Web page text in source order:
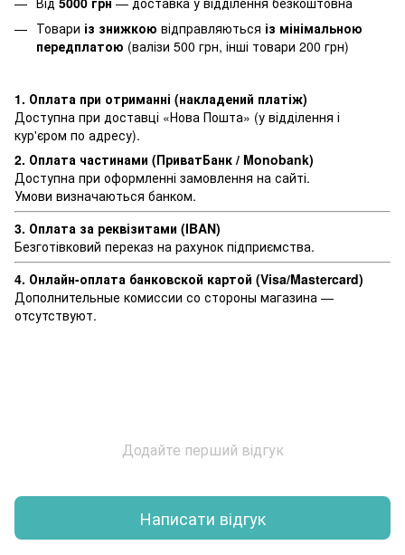
Товари із знижкою відправляються із мінімальною
передплатою (валізи 500 грн, інші товари 200 грн)
1. Оплата при отриманні (накладений платіж)
Доступна при доставці «Нова Пошта» (у відділення і
кур'єром по адресу).
2. Оплата частинами (ПриватБанк / Monobank)
Доступна при оформленні замовлення на сайті.
Умови визначаються банком.
3. Оплата за реквізитами (IBAN)
Безготівковий переказ на рахунок підприємства.
4. Онлайн-оплата банковской картой (Visa/Mastercard)
Дополнительные комиссии со стороны магазина —
отсутствуют.
Додайте перший відгук
Написати відгук